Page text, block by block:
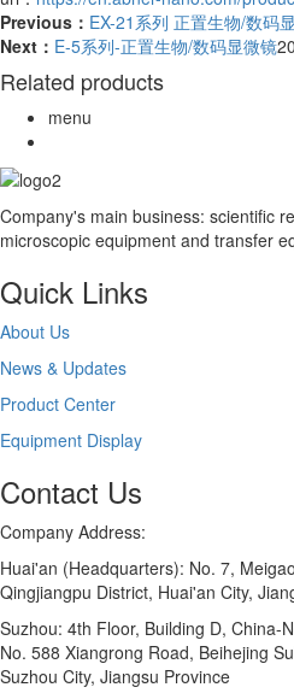
Previous： EX-21系列 正置生物/数码
Next： E-5系列-正置生物/数码显微镜
Related products
menu
Company's main business: scientific
microscopic equipment and transfer
Quick Links
About Us
News & Updates
Product Center
Equipment Display
Contact Us
Company Address:
Huai'an (Headquarters): No. 7,
Qingjiangpu District, Huai'an City,
Suzhou: 4th Floor, Building D, China-
No. 588 Xiangrong Road, Beihejing
Suzhou City, Jiangsu Province